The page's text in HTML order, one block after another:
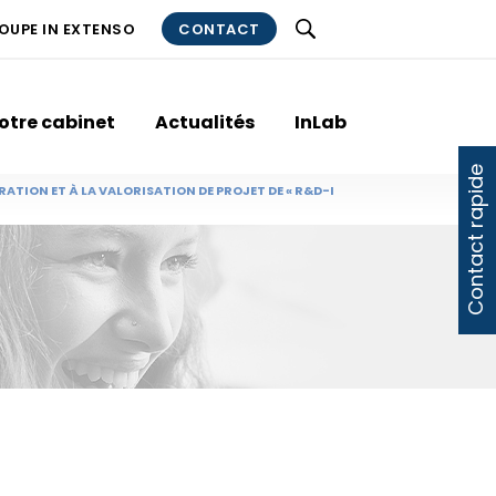
IN EXTENSO CONTACT
cabinet Actualités InLab
ET À LA VALORISATION DE PROJET DE « R&D-I Contact rapide